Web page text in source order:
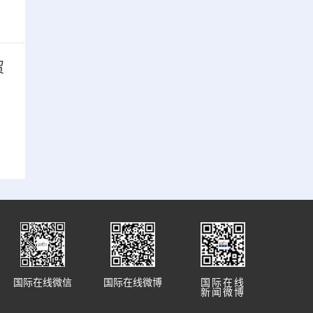
国际在线
新闻微博
国际在线微博
国际在线微信